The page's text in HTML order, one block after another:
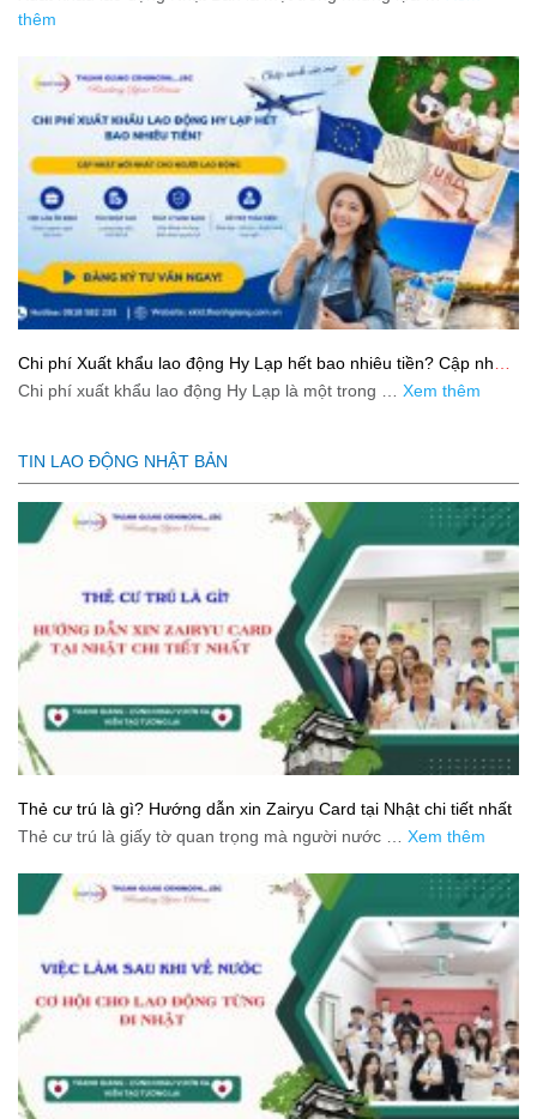
thêm
Chi phí Xuất khẩu lao động Hy Lạp hết bao nhiêu tiền? Cập nhật
mới nhất 2026
Chi phí xuất khẩu lao động Hy Lạp là một trong … Xem thêm
TIN LAO ĐỘNG NHẬT BẢN
Thẻ cư trú là gì? Hướng dẫn xin Zairyu Card tại Nhật chi tiết nhất
Thẻ cư trú là giấy tờ quan trọng mà người nước … Xem thêm